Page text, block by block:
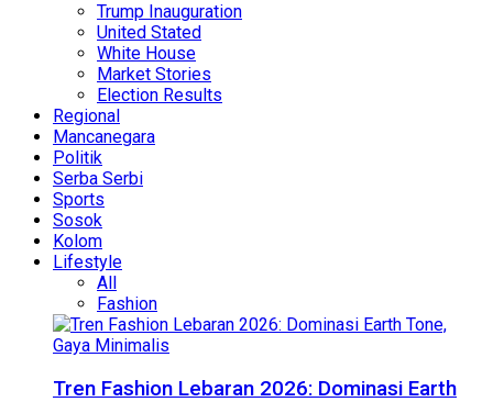
Trump Inauguration
United Stated
White House
Market Stories
Election Results
Regional
Mancanegara
Politik
Serba Serbi
Sports
Sosok
Kolom
Lifestyle
All
Fashion
Tren Fashion Lebaran 2026: Dominasi Earth